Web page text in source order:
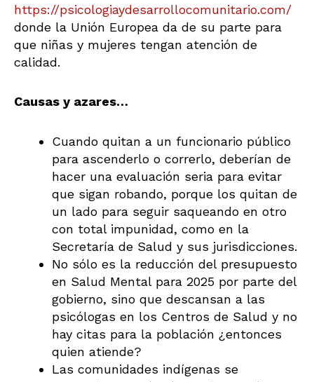
https://psicologiaydesarrollocomunitario.com/
donde la Unión Europea da de su parte para
que niñas y mujeres tengan atención de
calidad.
Causas y azares…
Cuando quitan a un funcionario público
para ascenderlo o correrlo, deberían de
hacer una evaluación seria para evitar
que sigan robando, porque los quitan de
un lado para seguir saqueando en otro
con total impunidad, como en la
Secretaría de Salud y sus jurisdicciones.
No sólo es la reducción del presupuesto
en Salud Mental para 2025 por parte del
gobierno, sino que descansan a las
psicólogas en los Centros de Salud y no
hay citas para la población ¿entonces
quien atiende?
Las comunidades indígenas se